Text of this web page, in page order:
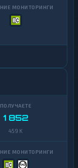
1 852
459 K